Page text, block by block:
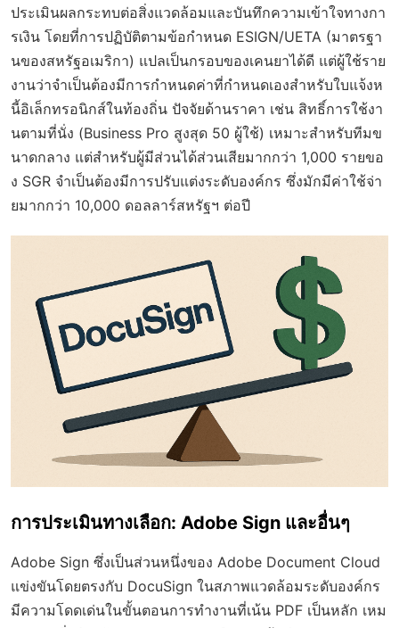
ประเมินผลกระทบต่อสิ่งแวดล้อมและบันทึกความเข้าใจทางกา
รเงิน โดยที่การปฏิบัติตามข้อกำหนด ESIGN/UETA (มาตรฐา
นของสหรัฐอเมริกา) แปลเป็นกรอบของเคนยาได้ดี แต่ผู้ใช้ราย
งานว่าจำเป็นต้องมีการกำหนดค่าที่กำหนดเองสำหรับใบแจ้งห
นี้อิเล็กทรอนิกส์ในท้องถิ่น ปัจจัยด้านราคา เช่น สิทธิ์การใช้งา
นตามที่นั่ง (Business Pro สูงสุด 50 ผู้ใช้) เหมาะสำหรับทีมข
นาดกลาง แต่สำหรับผู้มีส่วนได้ส่วนเสียมากกว่า 1,000 รายขอ
ง SGR จำเป็นต้องมีการปรับแต่งระดับองค์กร ซึ่งมักมีค่าใช้จ่า
ยมากกว่า 10,000 ดอลลาร์สหรัฐฯ ต่อปี
การประเมินทางเลือก: Adobe Sign และอื่นๆ
Adobe Sign ซึ่งเป็นส่วนหนึ่งของ Adobe Document Cloud
แข่งขันโดยตรงกับ DocuSign ในสภาพแวดล้อมระดับองค์กร
มีความโดดเด่นในขั้นตอนการทำงานที่เน้น PDF เป็นหลัก เหม